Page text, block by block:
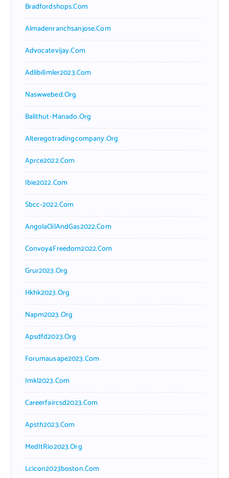
Bradfordshops.com
Almadenranchsanjose.com
Advocatevijay.com
Adlibilimler2023.com
Naswwebed.org
Balithut-Manado.org
Alteregotradingcompany.org
Aprce2022.com
Ibie2022.com
Sbcc-2022.com
AngolaOilAndGas2022.com
Convoy4Freedom2022.com
Grur2023.org
Hkhk2023.org
Napm2023.org
Apsdfd2023.org
Forumausape2023.com
Imkl2023.com
Careerfaircsd2023.com
Apsth2023.com
MedItRio2023.org
Lcicon2023boston.com